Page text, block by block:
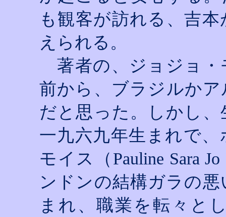
も観客が訪れる、吉
えられる。
著者の、ジョジョ・
前から、ブラジルか
だと思った。しかし
一九六九年生まれで
モイス（ Pauline Sara Jo
ンドンの結構ガラの
まれ、職業を転々と